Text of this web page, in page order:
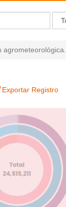
agrometeorológica...
Exportar Registro